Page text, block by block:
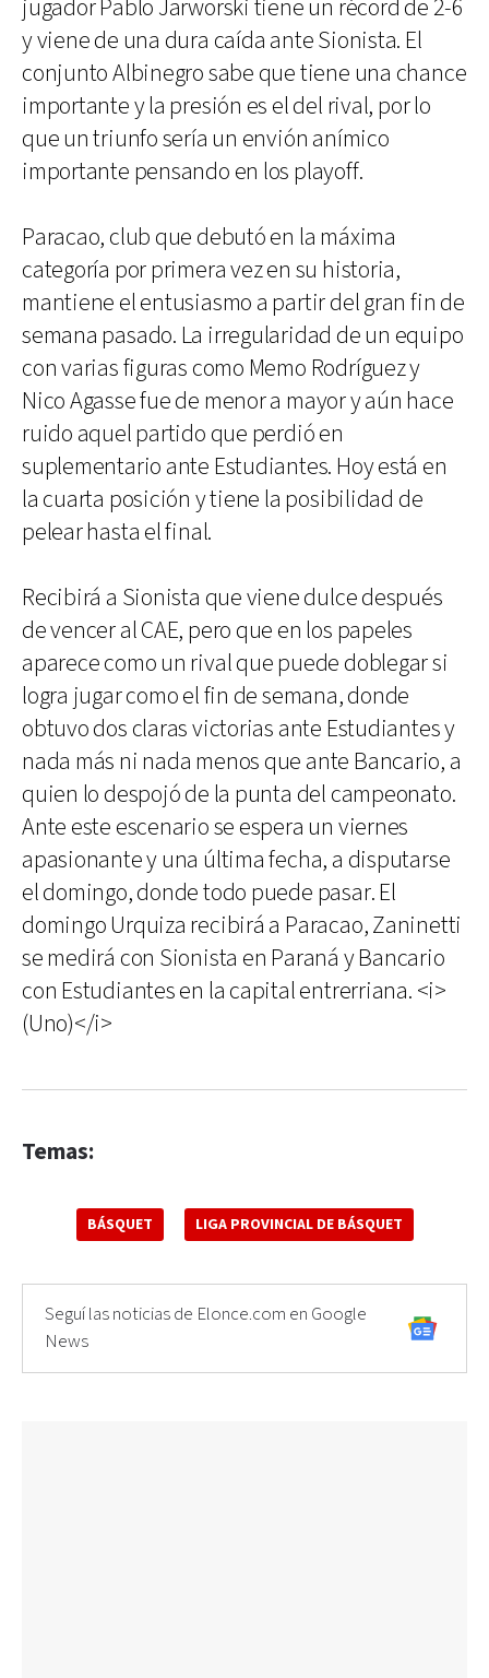
jugador Pablo Jarworski tiene un récord de 2-6
y viene de una dura caída ante Sionista. El
conjunto Albinegro sabe que tiene una chance
importante y la presión es el del rival, por lo
que un triunfo sería un envión anímico
importante pensando en los playoff.
Paracao, club que debutó en la máxima
categoría por primera vez en su historia,
mantiene el entusiasmo a partir del gran fin de
semana pasado. La irregularidad de un equipo
con varias figuras como Memo Rodríguez y
Nico Agasse fue de menor a mayor y aún hace
ruido aquel partido que perdió en
suplementario ante Estudiantes. Hoy está en
la cuarta posición y tiene la posibilidad de
pelear hasta el final.
Recibirá a Sionista que viene dulce después
de vencer al CAE, pero que en los papeles
aparece como un rival que puede doblegar si
logra jugar como el fin de semana, donde
obtuvo dos claras victorias ante Estudiantes y
nada más ni nada menos que ante Bancario, a
quien lo despojó de la punta del campeonato.
Ante este escenario se espera un viernes
apasionante y una última fecha, a disputarse
el domingo, donde todo puede pasar. El
domingo Urquiza recibirá a Paracao, Zaninetti
se medirá con Sionista en Paraná y Bancario
con Estudiantes en la capital entrerriana. <i>
(Uno)</i>
Temas:
BÁSQUET LIGA PROVINCIAL DE BÁSQUET
Seguí las noticias de Elonce.com en Google
News